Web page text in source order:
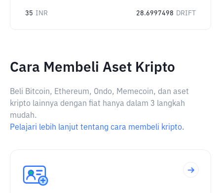
35 INR 28.6997498 DRIFT
Cara Membeli Aset Kripto
Beli Bitcoin, Ethereum, Ondo, Memecoin, dan aset
kripto lainnya dengan fiat hanya dalam 3 langkah
mudah.
Pelajari lebih lanjut tentang cara membeli kripto.